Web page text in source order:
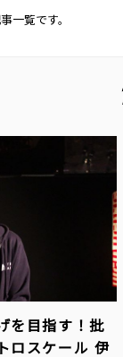
一覧です。
を目指す！批
ロスケール 伊